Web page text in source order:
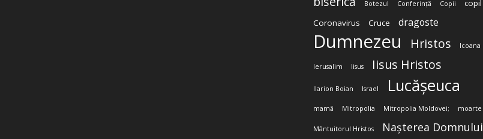
Botezul Conferință Copii
copil
Coronavirus
Cruce dragoste
Dumnezeu Hristos Icoana
Ierusalim Iisus Iisus Hristos
Ilarion Boian Israel Lucășeuca
mamă Mitropolia Mitropolia Moldovei; moarte
Mântuitorul Hristos Nașterea Domnului